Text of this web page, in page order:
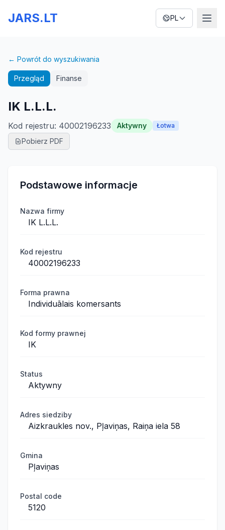
JARS.LT PL
← Powrót do wyszukiwania
Przegląd Finanse
IK L.L.L.
Kod rejestru: 40002196233 Aktywny Łotwa
Pobierz PDF
Podstawowe informacje
Nazwa firmy
IK L.L.L.
Kod rejestru
40002196233
Forma prawna
Individuālais komersants
Kod formy prawnej
IK
Status
Aktywny
Adres siedziby
Aizkraukles nov., Pļaviņas, Raiņa iela 58
Gmina
Pļaviņas
Postal code
5120